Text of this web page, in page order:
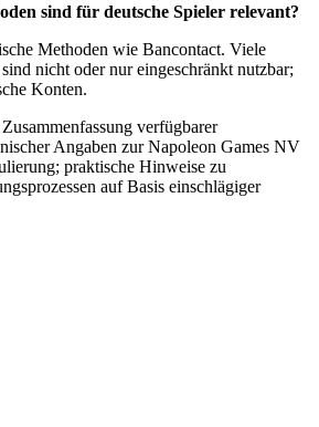
sind für deutsche Spieler relevant?
Methoden wie Bancontact. Viele
nicht oder nur eingeschränkt nutzbar;
Konten.
verfügbarer
Angaben zur Napoleon Games NV
praktische Hinweise zu
auf Basis einschlägiger